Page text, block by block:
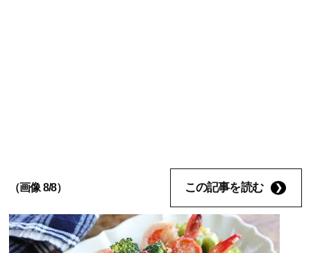
（画像 8/8） この記事を読む